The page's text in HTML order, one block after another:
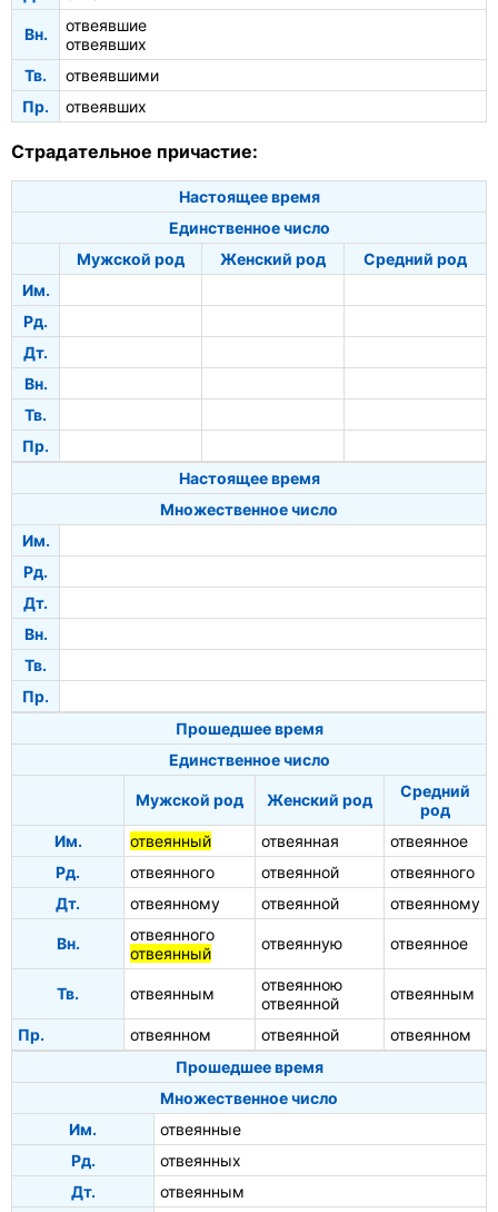
Вн.
отвеявшие
отвеявших
Тв.
отвеявшими
Пр.
отвеявших
Страдательное причастие:
Настоящее время
Единственное число
Мужской род
Женский род
Средний род
Им.
Рд.
Дт.
Вн.
Тв.
Пр.
Настоящее время
Множественное число
Им.
Рд.
Дт.
Вн.
Тв.
Пр.
Прошедшее время
Единственное число
Мужской род Женский род
Средний
род
Им.
отвеянный отвеянная
отвеянное
Рд.
отвеянного отвеянной
отвеянного
Дт.
отвеянному отвеянной отвеянному
Вн.
отвеянного
отвеянный
отвеянную отвеянное
Тв. отвеянным
отвеянною
отвеянной
отвеянным
Пр. отвеянном отвеянной
отвеянном
Прошедшее время
Множественное число
Им.
отвеянные
Рд.
отвеянных
Дт.
отвеянным